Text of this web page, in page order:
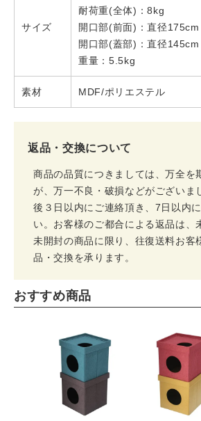
サイズ
耐荷重(全体)：8kg
開口部(前面)：直径175cm
開口部(蓋部)：直径145cm
重量：5.5kg
素材 MDF/ポリエステル
返品・交換について
商品の品質につきましては、万全を
が、万一不良・破損などがございま
後３日以内にご連絡頂き、7日以内
い。お客様のご都合による返品は、
未開封の商品に限り、往復送料お客
品・交換を承ります。
おすすめ商品